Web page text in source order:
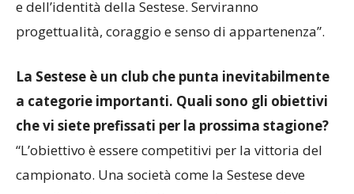
progetto e comprendono l’importanza della storia
e dell’identità della Sestese. Serviranno
La Sestese è un club che punta inevitabilmente
a categorie importanti. Quali sono gli obiettivi
che vi siete prefissati per la prossima stagione?
“L’obiettivo è essere competitivi per la vittoria del